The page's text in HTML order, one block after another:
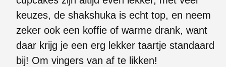
keuzes, de shakshuka is echt top, en neem
zeker ook een koffie of warme drank, want
daar krijg je een erg lekker taartje standaard
bij! Om vingers van af te likken!